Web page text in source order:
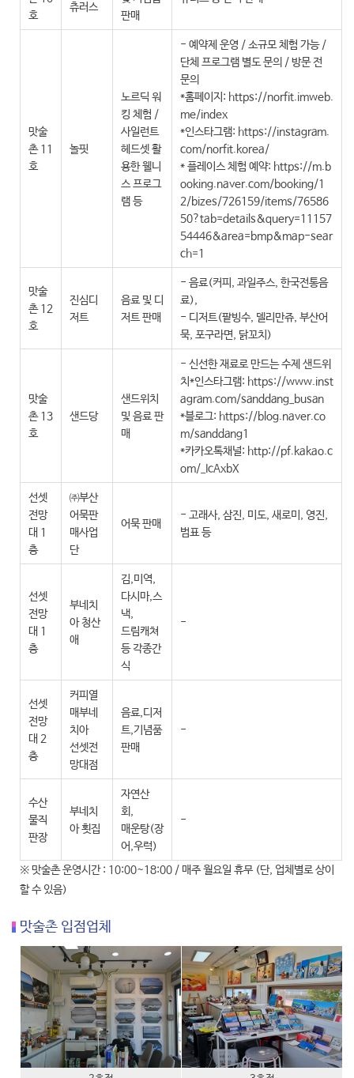
호
츄러스
판매
맛술
촌 11
호
놀핏
노르딕 워
킹 체험 /
사일런트
헤드셋 활
용한 웰니
스 프로그
램 등
- 예약제 운영 / 소규모 체험 가능 /
단체 프로그램 별도 문의 / 방문 전
문의
*홈페이지: https://norfit.imweb.
me/index
*인스타그램: https://instagram.
com/norfit.korea/
* 플레이스 체험 예약: https://m.b
ooking.naver.com/booking/1
2/bizes/726159/items/76586
50?tab=details&query=11157
54446&area=bmp&map-sear
ch=1
맛술
촌 12
호
진심디
저트
음료 및 디
저트 판매
- 음료(커피, 과일주스, 한국전통음
료),
- 디저트(팥빙수, 델리만쥬, 부산어
묵, 포구라면, 닭꼬치)
맛술
촌 13
호
샌드당
샌드위치
및 음료 판
매
- 신선한 재료로 만드는 수제 샌드위
치*인스타그램: https://www.inst
agram.com/sanddang_busan
*블로그: https://blog.naver.co
m/sanddang1
*카카오톡채널: http://pf.kakao.c
om/_IcAxbX
선셋
전망
대 1
층
㈜부산
어묵판
매사업
단
어묵 판매
- 고래사, 삼진, 미도, 새로미, 영진,
범표 등
선셋
전망
대 1
층
부네치
아 청산
애
김,미역,
다시마,스
낵,
드림캐쳐
등 각종간
식
-
선셋
전망
대 2
층
커피열
매부네
치아
선셋전
망대점
음료,디저
트,기념품
판매
-
수산
물직
판장
부네치
아 횟집
자연산
회,
매운탕(장
어,우럭)
-
※ 맛술촌 운영시간 : 10:00~18:00 / 매주 월요일 휴무 (단, 업체별로 상이
할 수 있음)
맛술촌 입점업체